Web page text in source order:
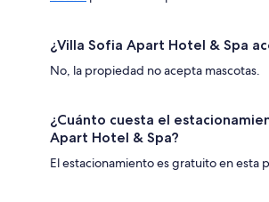
¿Villa Sofia Apart Hotel & Spa
No, la propiedad no acepta mascotas.
¿Cuánto cuesta el
Apart Hotel & Spa?
El estacionamiento es gratuito en esta